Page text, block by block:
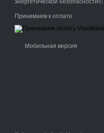
энергетической безопасности©
Принимаем к оплате
Мобильная версия